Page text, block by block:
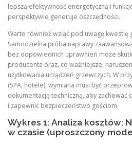
lepszą efektywność energetyczną i
perspektywie generuje oszczędności.
Warto również wziąć pod uwagę kwestię
Samodzielna próba naprawy
bez odpowiednich uprawnień może
producenta oraz, co ważniejsze,
użytkowania urządzeń grzewczych. W
(SPA, hotele), wymiana musi być
dokumentacją techniczną, aby zachować
i zapewnić bezpieczeństwo gościom.
Wykres 1: Analiza kosztów:
w czasie (uproszczony